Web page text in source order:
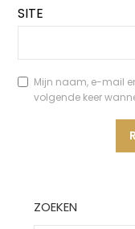
SITE
Mijn naam, e-mail
volgende keer
ZOEKEN